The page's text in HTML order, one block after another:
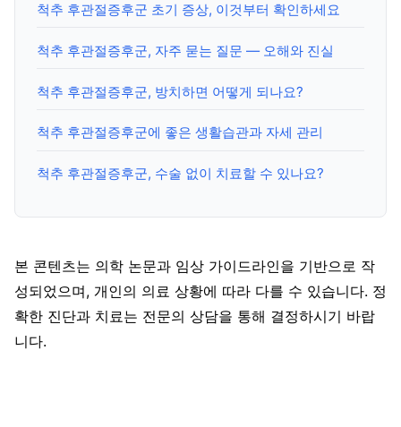
척추 후관절증후군 초기 증상, 이것부터 확인하세요
척추 후관절증후군, 자주 묻는 질문 — 오해와 진실
척추 후관절증후군, 방치하면 어떻게 되나요?
척추 후관절증후군에 좋은 생활습관과 자세 관리
척추 후관절증후군, 수술 없이 치료할 수 있나요?
본 콘텐츠는 의학 논문과 임상 가이드라인을 기반으로 작
성되었으며, 개인의 의료 상황에 따라 다를 수 있습니다. 정
확한 진단과 치료는 전문의 상담을 통해 결정하시기 바랍
니다.